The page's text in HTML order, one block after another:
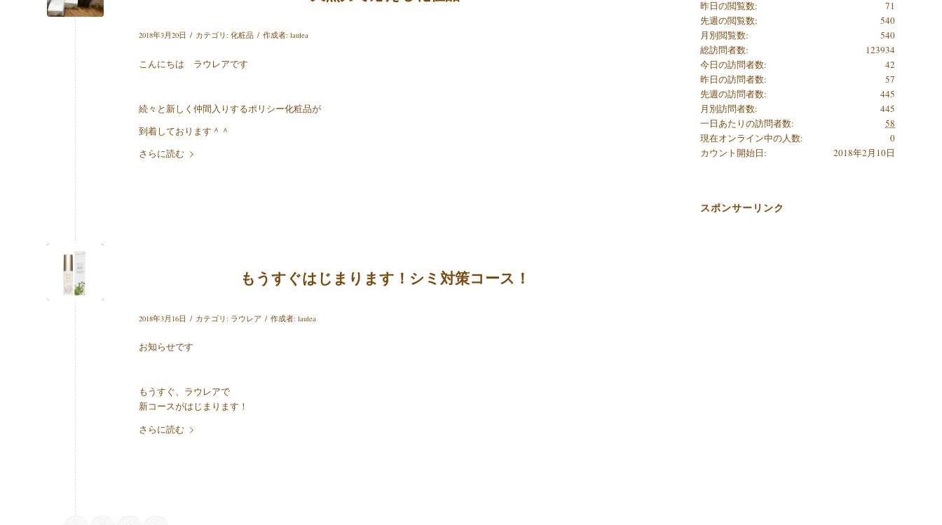
2018年3月20日 / カテゴリ: 化粧品 / 作成者: laulea
こんにちは ラウレアです
続々と新しく仲間入りするポリシー化粧品が
到着しております＾＾
さらに読む
もうすぐはじまります！シミ対策コース！
2018年3月16日 / カテゴリ: ラウレア / 作成者: laulea
お知らせです
もうすぐ、ラウレアで
新コースがはじまります！
さらに読む
71
昨日の閲覧数:
540
先週の閲覧数:
540
月別閲覧数:
123934
総訪問者数:
42
今日の訪問者数:
57
昨日の訪問者数:
445
先週の訪問者数:
445
月別訪問者数:
58
一日あたりの訪問者数:
0
現在オンライン中の人数:
2018年2月10日
カウント開始日:
スポンサーリンク